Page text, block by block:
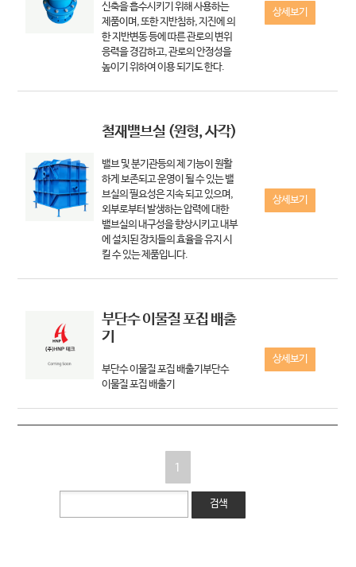
신축을 흡수시키기 위해 사용하는
제품이며, 또한 지반침하, 지진에 의
한 지반변동 등에 따른 관로의 변위
응력을 경감하고, 관로의 안정성을
높이기 위하여 이용 되기도 한다.
상세보기
철재밸브실 (원형, 사각)
밸브 및 분기관등의 제 기능이 원활
하게 보존되고 운영이 될 수 있는 밸
브실의 필요성은 지속 되고 있으며,
외부로부터 발생하는 압력에 대한
밸브실의 내구성을 향상시키고 내부
에 설치된 장치들의 효율을 유지 시
킬 수 있는 제품입니다.
상세보기
부단수 이물질 포집 배출
기
부단수 이물질 포집 배출기부단수
이물질 포집 배출기
상세보기
1
검색